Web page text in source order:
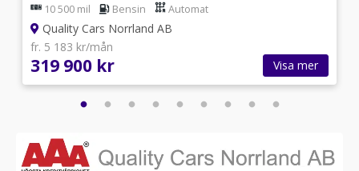
10 500 mil Bensin Automat
Quality Cars Norrland AB
fr. 5 183 kr/mån
319 900 kr Visa mer